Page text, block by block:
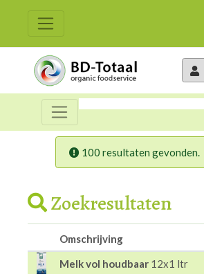
100 resultaten gevonden.
Zoekresultaten
Omschrijving
Melk vol houdbaar 12x1 ltr